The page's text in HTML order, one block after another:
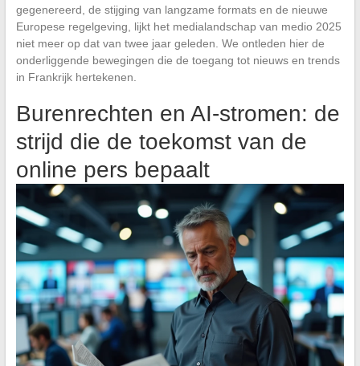
gegenereerd, de stijging van langzame formats en de nieuwe
Europese regelgeving, lijkt het medialandschap van medio 2025
niet meer op dat van twee jaar geleden. We ontleden hier de
onderliggende bewegingen die de toegang tot nieuws en trends
in Frankrijk hertekenen.
Burenrechten en AI-stromen: de
strijd die de toekomst van de
online pers bepaalt